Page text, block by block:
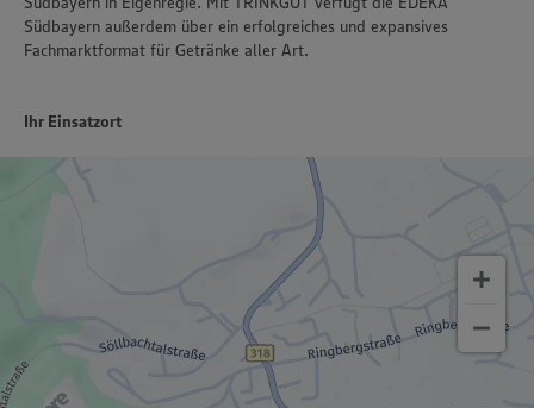
Südbayern außerdem über ein erfolgreiches und expansives
Fachmarktformat für Getränke aller Art.
Ihr Einsatzort